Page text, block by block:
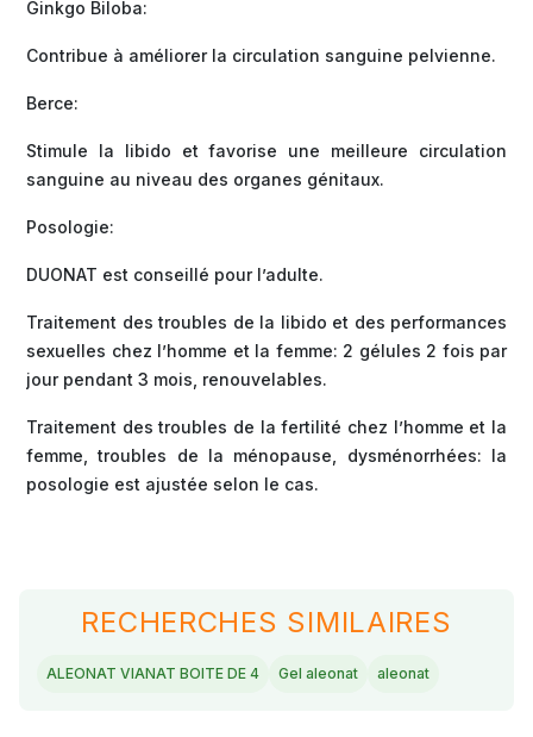
Ginkgo Biloba:
Contribue à améliorer la circulation sanguine pelvienne.
Berce:
Stimule la libido et favorise une meilleure circulation
sanguine au niveau des organes génitaux.
Posologie:
DUONAT est conseillé pour l’adulte.
Traitement des troubles de la libido et des performances
sexuelles chez l’homme et la femme: 2 gélules 2 fois par
jour pendant 3 mois, renouvelables.
Traitement des troubles de la fertilité chez l’homme et la
femme, troubles de la ménopause, dysménorrhées: la
posologie est ajustée selon le cas.
RECHERCHES SIMILAIRES
ALEONAT VIANAT BOITE DE 4 Gel aleonat aleonat